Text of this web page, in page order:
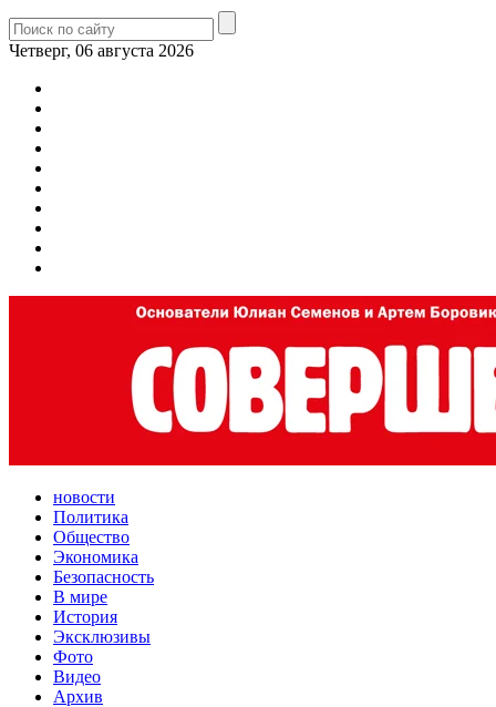
Четверг, 06 августа 2026
новости
Политика
Общество
Экономика
Безопасность
В мире
История
Эксклюзивы
Фото
Видео
Архив